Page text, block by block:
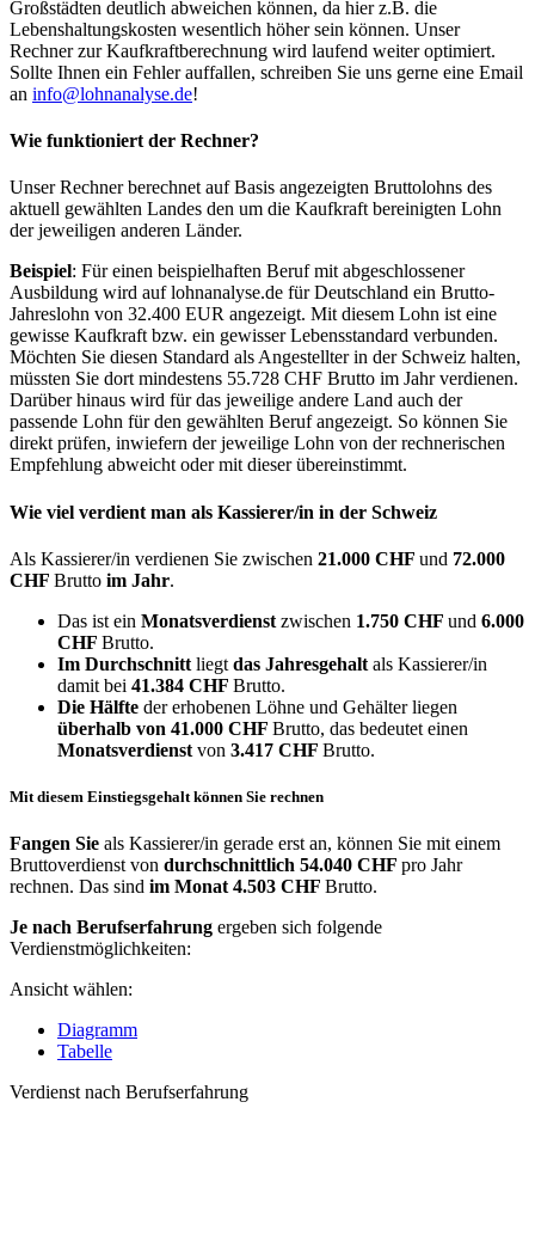
Großstädten deutlich abweichen können, da hier z.B. die
Lebenshaltungskosten wesentlich höher sein können. Unser
Rechner zur Kaufkraftberechnung wird laufend weiter optimiert.
Sollte Ihnen ein Fehler auffallen, schreiben Sie uns gerne eine Email
an info@lohnanalyse.de!
Wie funktioniert der Rechner?
Unser Rechner berechnet auf Basis angezeigten Bruttolohns des
aktuell gewählten Landes den um die Kaufkraft bereinigten Lohn
der jeweiligen anderen Länder.
Beispiel: Für einen beispielhaften Beruf mit abgeschlossener
Ausbildung wird auf lohnanalyse.de für Deutschland ein Brutto-
Jahreslohn von 32.400 EUR angezeigt. Mit diesem Lohn ist eine
gewisse Kaufkraft bzw. ein gewisser Lebensstandard verbunden.
Möchten Sie diesen Standard als Angestellter in der Schweiz halten,
müssten Sie dort mindestens 55.728 CHF Brutto im Jahr verdienen.
Darüber hinaus wird für das jeweilige andere Land auch der
passende Lohn für den gewählten Beruf angezeigt. So können Sie
direkt prüfen, inwiefern der jeweilige Lohn von der rechnerischen
Empfehlung abweicht oder mit dieser übereinstimmt.
Wie viel verdient man als Kassierer/in in der Schweiz
Als Kassierer/in verdienen Sie zwischen 21.000 CHF und 72.000
CHF Brutto im Jahr.
Das ist ein Monatsverdienst zwischen 1.750 CHF und 6.000
CHF Brutto.
Im Durchschnitt liegt das Jahresgehalt als Kassierer/in
damit bei 41.384 CHF Brutto.
Die Hälfte der erhobenen Löhne und Gehälter liegen
überhalb von 41.000 CHF Brutto, das bedeutet einen
Monatsverdienst von 3.417 CHF Brutto.
Mit diesem Einstiegsgehalt können Sie rechnen
Fangen Sie als Kassierer/in gerade erst an, können Sie mit einem
Bruttoverdienst von durchschnittlich 54.040 CHF pro Jahr
rechnen. Das sind im Monat 4.503 CHF Brutto.
Je nach Berufserfahrung ergeben sich folgende
Verdienstmöglichkeiten:
Ansicht wählen:
Diagramm
Tabelle
Verdienst nach Berufserfahrung